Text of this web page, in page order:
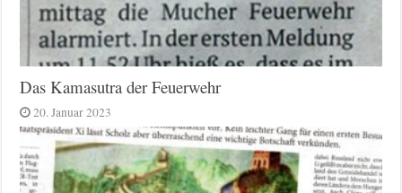
Das Kamasutra der Feuerwehr
20. Januar 2023